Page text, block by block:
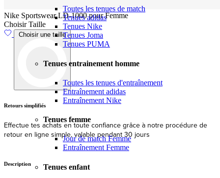
Toutes les tenues de match
Tenues adidas
Tenues Nike
Tenues Joma
Tenues PUMA
Tenues entrainement homme
Toutes les tenues d'entraînement
Entraînement adidas
Entraînement Nike
Tenues femme
Jour de match Femme
Entraînement Femme
Tenues enfant
Nike Sportswear LD-1000 pour Femme
Choisir Taille
Choisir une taille
Retours simplifiés
Effectue tes achats en toute confiance grâce à notre procédure de
retour en ligne simple, valable pendant 30 jours
Description